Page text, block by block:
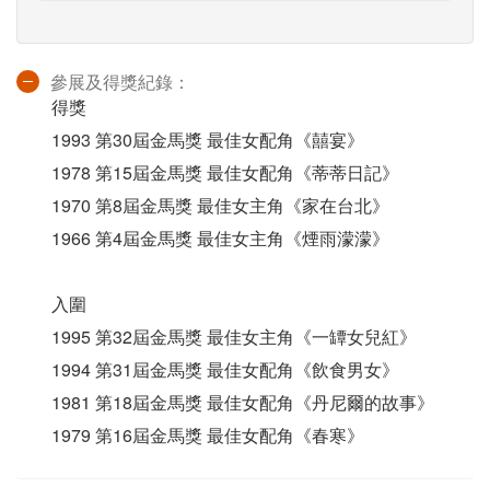
參展及得獎紀錄：
得獎
1993 第30屆金馬獎 最佳女配角《囍宴》
1978 第15屆金馬獎 最佳女配角《蒂蒂日記》
1970 第8屆金馬獎 最佳女主角《家在台北》
1966 第4屆金馬獎 最佳女主角《煙雨濛濛》
入圍
1995 第32屆金馬獎 最佳女主角《一罈女兒紅》
1994 第31屆金馬獎 最佳女配角《飲食男女》
1981 第18屆金馬獎 最佳女配角《丹尼爾的故事》
1979 第16屆金馬獎 最佳女配角《春寒》